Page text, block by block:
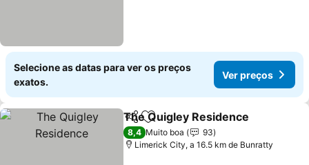
Selecione as datas para ver os preços
exatos.
Ver preços
PartilharAdicionar aos favoritos
The Quigley Residence
8,4 Muito boa
93
Limerick City, a 16.5 km de Bunratty